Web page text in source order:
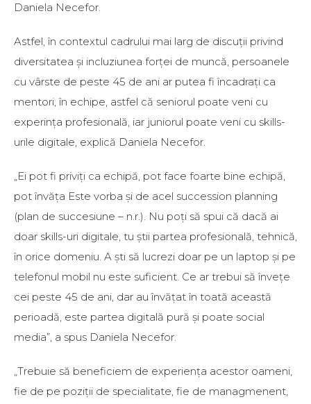
Daniela Necefor.
Astfel, în contextul cadrului mai larg de discuții privind
diversitatea și incluziunea forței de muncă, persoanele
cu vârste de peste 45 de ani ar putea fi încadrați ca
mentori, în echipe, astfel că seniorul poate veni cu
experința profesională, iar juniorul poate veni cu skills-
urile digitale, explică Daniela Necefor.
„Ei pot fi priviți ca echipă, pot face foarte bine echipă,
pot învăța Este vorba și de acel succession planning
(plan de succesiune – n.r.). Nu poți să spui că dacă ai
doar skills-uri digitale, tu știi partea profesională, tehnică,
în orice domeniu. A ști să lucrezi doar pe un laptop și pe
telefonul mobil nu este suficient. Ce ar trebui să învețe
cei peste 45 de ani, dar au învățat în toată această
perioadă, este partea digitală pură și poate social
media”, a spus Daniela Necefor.
„Trebuie să beneficiem de experiența acestor oameni,
fie de pe poziții de specialitate, fie de managmenent,